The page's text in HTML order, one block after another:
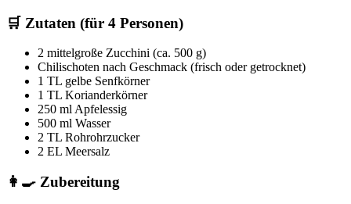
🛒 Zutaten (für 4 Personen)
2 mittelgroße Zucchini (ca. 500 g)
Chilischoten nach Geschmack (frisch oder getrocknet)
1 TL gelbe Senfkörner
1 TL Korianderkörner
250 ml Apfelessig
500 ml Wasser
2 TL Rohrohrzucker
2 EL Meersalz
👩‍🍳 Zubereitung